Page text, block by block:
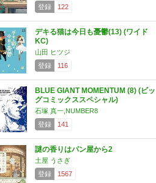
登録
122
デキる猫は今日も憂鬱(13) (ワイド
KC)
山田 ヒツジ
登録
116
BLUE GIANT MOMENTUM (8) (ビッ
グコミックススペシャル)
石塚 真一,NUMBER8
登録
141
謎の香りはパン屋から2
土屋 うさぎ
登録
1567